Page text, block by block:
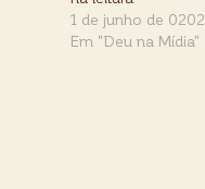
1 de junho de 0202
Em "Deu na Mídia"